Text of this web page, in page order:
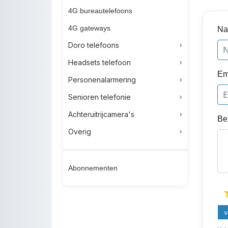
4G bureautelefoons
4G gateways
Doro telefoons
Headsets telefoon
Personenalarmering
Senioren telefonie
Achteruitrijcamera's
Overig
Abonnementen